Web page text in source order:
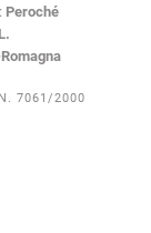
Peroché
7061/2000